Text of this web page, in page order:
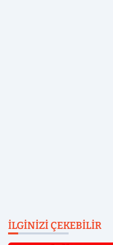
İLGINIZI ÇEKEBILIR